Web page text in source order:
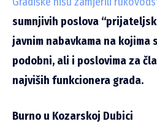
sumnjivih poslova
javnim nabavkama na kojima
podobni, ali i poslovima za
najviših funkcionera grada.
Burno u Kozarskoj Dubici